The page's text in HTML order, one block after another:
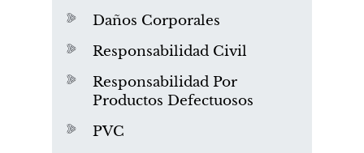
Daños Corporales
Responsabilidad Civil
Responsabilidad Por
Productos Defectuosos
PVC